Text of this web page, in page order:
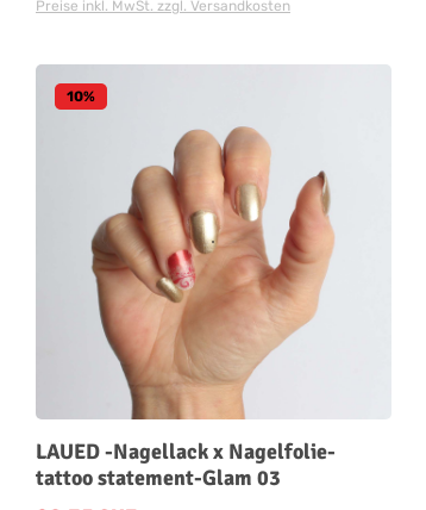
Preise inkl. MwSt. zzgl. Versandkosten
10%
LAUED -Nagellack x Nagelfolie-
tattoo statement-Glam 03